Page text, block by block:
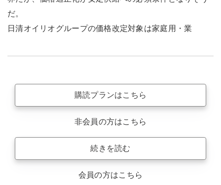
だ。
日清オイリオグループの価格改定対象は家庭用・業
購読プランはこちら
非会員の方はこちら
続きを読む
会員の方はこちら